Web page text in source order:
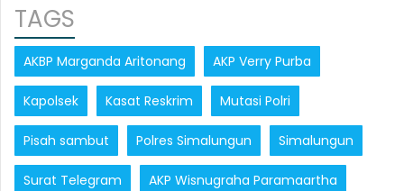
TAGS
AKBP Marganda Aritonang AKP Verry Purba
Kapolsek Kasat Reskrim Mutasi Polri
Pisah sambut Polres Simalungun Simalungun
Surat Telegram AKP Wisnugraha Paramaartha